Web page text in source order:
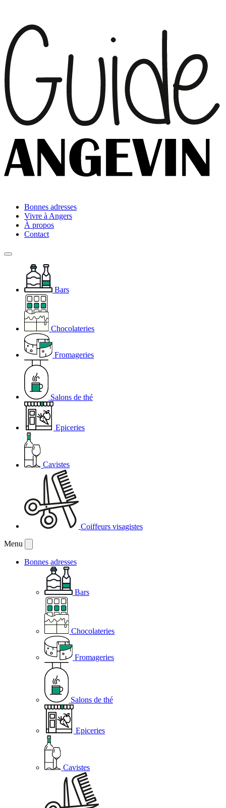
Bonnes adresses
Vivre à Angers
À propos
Contact
Bars
Chocolateries
Fromageries
Salons de thé
Epiceries
Cavistes
Coiffeurs visagistes
Menu
Bonnes adresses
Bars
Chocolateries
Fromageries
Salons de thé
Epiceries
Cavistes